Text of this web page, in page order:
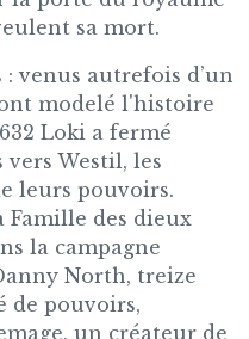
sa mort.
venus autrefois d’un
modelé l'histoire
Loki a fermé
vers Westil, les
leurs pouvoirs.
Famille des dieux
la campagne
North, treize
de pouvoirs,
un créateur de